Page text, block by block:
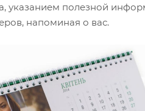
указанием полезной
напоминая о вас.